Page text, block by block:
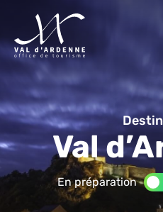
Val
Val
En préparation